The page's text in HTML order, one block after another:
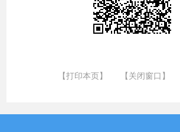
【打印本页】 【关闭窗口】